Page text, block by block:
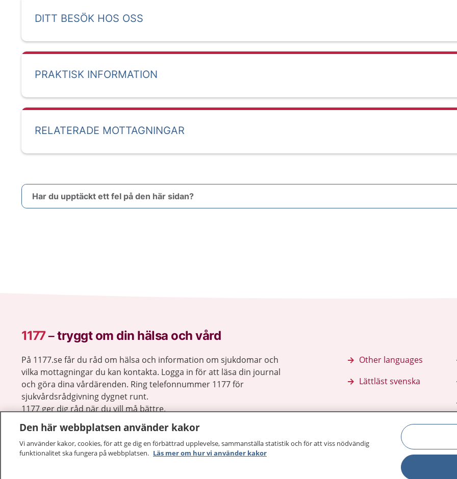
DITT BESÖK HOS OSS
PRAKTISK INFORMATION
RELATERADE MOTTAGNINGAR
Har du upptäckt ett fel på den här sidan?
1177–tryggt om din hälsa och vård
På 1177.se får du råd om hälsa och information om sjukdomar och
vilka mottagningar du kan kontakta. Logga in för att läsa din journal
och göra dina vårdärenden. Ring telefonnummer 1177 för
sjukvårdsrådgivning dygnet runt.
1177 ger dig råd när du vill må bättre.
Other languages
Lättläst svenska
Den här webbplatsen använder kakor
Vi använder kakor, cookies, för att ge dig en förbättrad upplevelse, sammanställa statistik och för att viss nödvändig
funktionalitet ska fungera på webbplatsen. Läs mer om hur vi använder kakor